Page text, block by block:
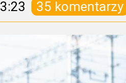
35 komentarzy